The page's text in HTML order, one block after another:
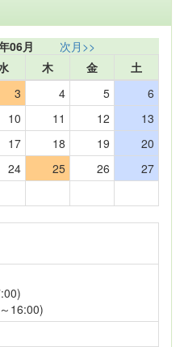
06月
次月>>
木 金
土
3 4 5
6
10 11 12
13
17 18 19
20
24 25 26
27
16:00)